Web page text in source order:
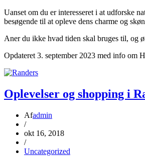
Uanset om du er interesseret i at udforske
besøgende til at opleve dens charme og
Aner du ikke hvad tiden skal bruges til, og
Opdateret 3. september 2023 med info om
Oplevelser og shopping i
Afadmin
/
okt 16, 2018
/
Uncategorized